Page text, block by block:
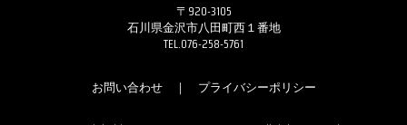
〒920-3105
石川県金沢市八田町西１番地
TEL.076-258-5761
お問い合わせ｜ プライバシーポリシー